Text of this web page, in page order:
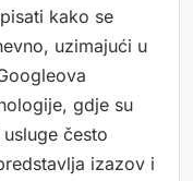
kako se
uzimajući u
gdje su
često
izazov i